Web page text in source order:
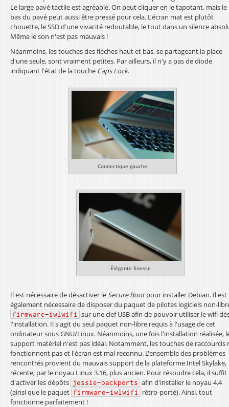
Le large pavé tactile est agréable. On peut cliquer en le tapotant, mais le
bas du pavé peut aussi être pressé pour cela. L'écran mat est plutôt
chouette, le SSD d'une vivacité redoutable, le tout dans un silence
Même le son n'est pas mauvais !
Néanmoins, les touches des flèches haut et bas, se partageant la place
d'une seule, sont vraiment petites. Par ailleurs, il n'y a pas de diode
indiquant l'état de la touche Caps Lock.
Connectique gauche
Élégante finesse
Il est nécessaire de désactiver le Secure Bootpour installer Debian. Il est
également nécessaire de disposer du paquet de pilotes logiciels non-
firmware-iwlwifi
sur une clef USB afin de pouvoir utiliser le wifi
l'installation. Il s'agit du seul paquet non-libre requis à l'usage de cet
ordinateur sous GNU/Linux. Néanmoins, une fois l'installation réalisée,
support matériel n'est pas idéal. Notamment, les touches de raccourcis
fonctionnent pas et l'écran est mal reconnu. L'ensemble des problèmes
rencontrés provient du mauvais support de la plateforme Intel Skylake,
récente, par le noyau Linux 3.16, plus ancien. Pour résoudre cela, il suffit
d'activer les dépôts jessie-backports afin d'installer le noyau 4.4
(ainsi que le paquet firmware-iwlwifi
rétro-porté). Ainsi, tout
fonctionne parfaitement !